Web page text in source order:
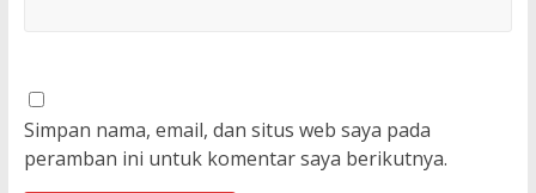
Simpan nama, email, dan situs web saya pada
peramban ini untuk komentar saya berikutnya.